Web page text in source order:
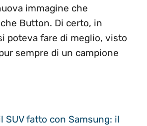
immagine che
Button. Di certo, in
poteva fare di meglio, visto
sempre di un campione
SUV fatto con Samsung: il